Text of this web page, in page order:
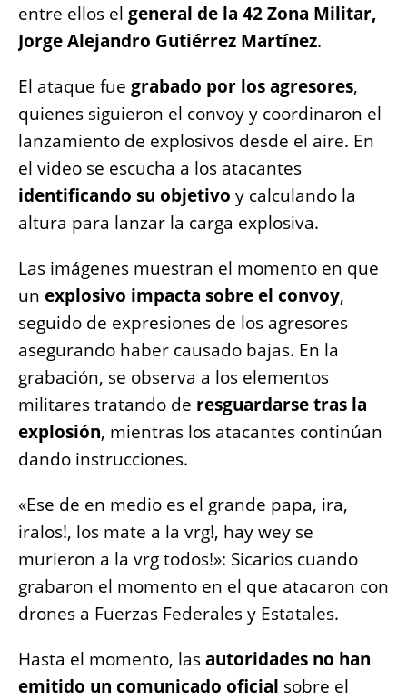
entre ellos el general de la 42 Zona Militar,
Jorge Alejandro Gutiérrez Martínez.
El ataque fue grabado por los agresores,
quienes siguieron el convoy y coordinaron el
lanzamiento de explosivos desde el aire. En
el video se escucha a los atacantes
identificando su objetivo y calculando la
altura para lanzar la carga explosiva.
Las imágenes muestran el momento en que
un explosivo impacta sobre el convoy,
seguido de expresiones de los agresores
asegurando haber causado bajas. En la
grabación, se observa a los elementos
militares tratando de resguardarse tras la
explosión, mientras los atacantes continúan
dando instrucciones.
«Ese de en medio es el grande papa, ira,
iralos!, los mate a la vrg!, hay wey se
murieron a la vrg todos!»: Sicarios cuando
grabaron el momento en el que atacaron con
drones a Fuerzas Federales y Estatales.
Hasta el momento, lasautoridades no han
emitido un comunicado oficial sobre el